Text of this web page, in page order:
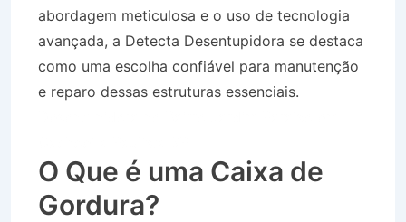
abordagem meticulosa e o uso de tecnologia
avançada, a Detecta Desentupidora se destaca
como uma escolha confiável para manutenção
e reparo dessas estruturas essenciais.
O Que é uma Caixa de
Gordura?